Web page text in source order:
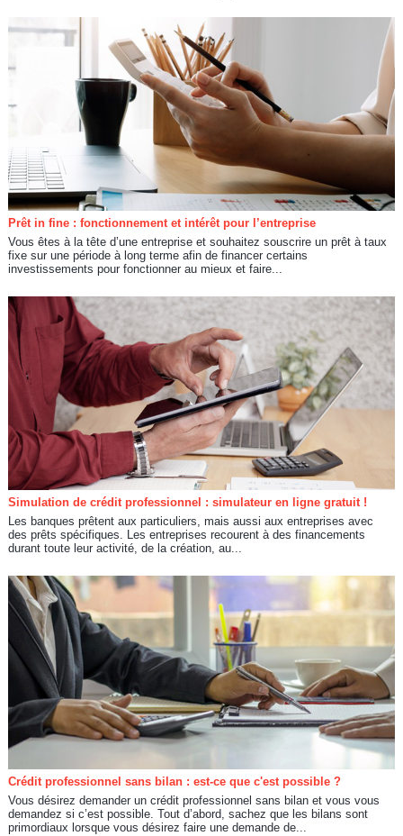
Prêt in fine : fonctionnement et intérêt pour l’entreprise
Vous êtes à la tête d’une entreprise et souhaitez souscrire un prêt à taux
fixe sur une période à long terme afin de financer certains
investissements pour fonctionner au mieux et faire...
Simulation de crédit professionnel : simulateur en ligne gratuit !
Les banques prêtent aux particuliers, mais aussi aux entreprises avec
des prêts spécifiques. Les entreprises recourent à des financements
durant toute leur activité, de la création, au...
Crédit professionnel sans bilan : est-ce que c'est possible ?
Vous désirez demander un crédit professionnel sans bilan et vous vous
demandez si c’est possible. Tout d’abord, sachez que les bilans sont
primordiaux lorsque vous désirez faire une demande de...